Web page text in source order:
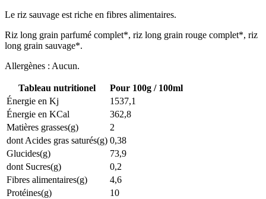
Le riz sauvage est riche en fibres alimentaires.
Riz long grain parfumé complet*, riz long grain rouge complet*, riz
long grain sauvage*.
Allergènes : Aucun.
Tableau nutritionel
Pour 100g / 100ml
Énergie en Kj
1537,1
Énergie en KCal
362,8
Matières grasses(g)
2
dont Acides gras saturés(g) 0,38
Glucides(g)
73,9
dont Sucres(g)
0,2
Fibres alimentaires(g)
4,6
Protéines(g)
10